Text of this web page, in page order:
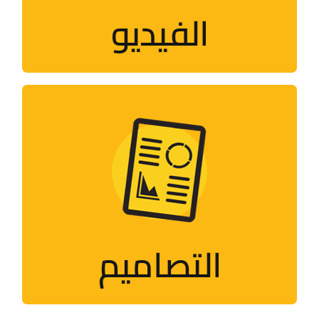
الفيديو
التصاميم
التصاميم
تصاميم تُحاكي الأحداث والمناسبات
الفلسطينيّة
زيارة الصفحة